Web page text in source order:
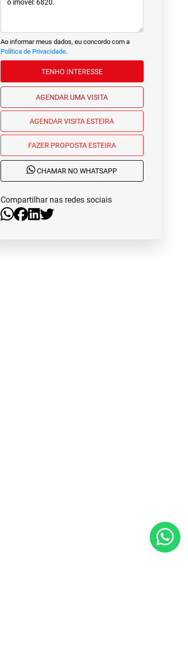
Ao informar meus dados, eu concordo com a
Política de Privacidade.
TENHO INTERESSE
AGENDAR UMA VISITA
AGENDAR VISITA ESTEIRA
FAZER PROPOSTA ESTEIRA
CHAMAR NO WHATSAPP
Compartilhar nas redes sociais